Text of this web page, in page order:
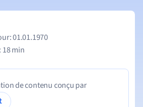
01.01.1970
18 min
de contenu conçu par